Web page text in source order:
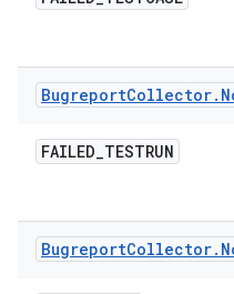
BugreportCollector.
FAILED_TESTRUN
BugreportCollector.